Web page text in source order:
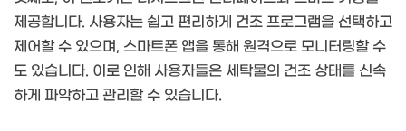
제공합니다. 사용자는 쉽고 편리하게 건조 프로그램을 선택하고
제어할 수 있으며, 스마트폰 앱을 통해 원격으로 모니터링할 수
도 있습니다. 이로 인해 사용자들은 세탁물의 건조 상태를 신속
하게 파악하고 관리할 수 있습니다.